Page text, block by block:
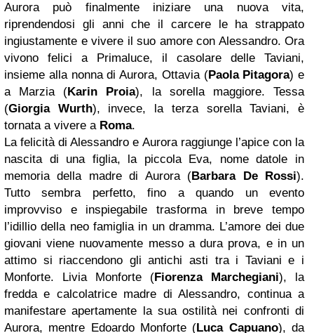
Aurora può finalmente iniziare una nuova vita,
riprendendosi gli anni che il carcere le ha strappato
ingiustamente e vivere il suo amore con Alessandro. Ora
vivono felici a Primaluce, il casolare delle Taviani,
insieme alla nonna di Aurora, Ottavia (Paola Pitagora) e
a Marzia (Karin Proia), la sorella maggiore. Tessa
(Giorgia Wurth), invece, la terza sorella Taviani, è
tornata a vivere a Roma.
La felicità di Alessandro e Aurora raggiunge l’apice con la
nascita di una figlia, la piccola Eva, nome datole in
memoria della madre di Aurora (Barbara De Rossi).
Tutto sembra perfetto, fino a quando un evento
improvviso e inspiegabile trasforma in breve tempo
l’idillio della neo famiglia in un dramma. L’amore dei due
giovani viene nuovamente messo a dura prova, e in un
attimo si riaccendono gli antichi asti tra i Taviani e i
Monforte. Livia Monforte (Fiorenza Marchegiani), la
fredda e calcolatrice madre di Alessandro, continua a
manifestare apertamente la sua ostilità nei confronti di
Aurora, mentre Edoardo Monforte (Luca Capuano), da